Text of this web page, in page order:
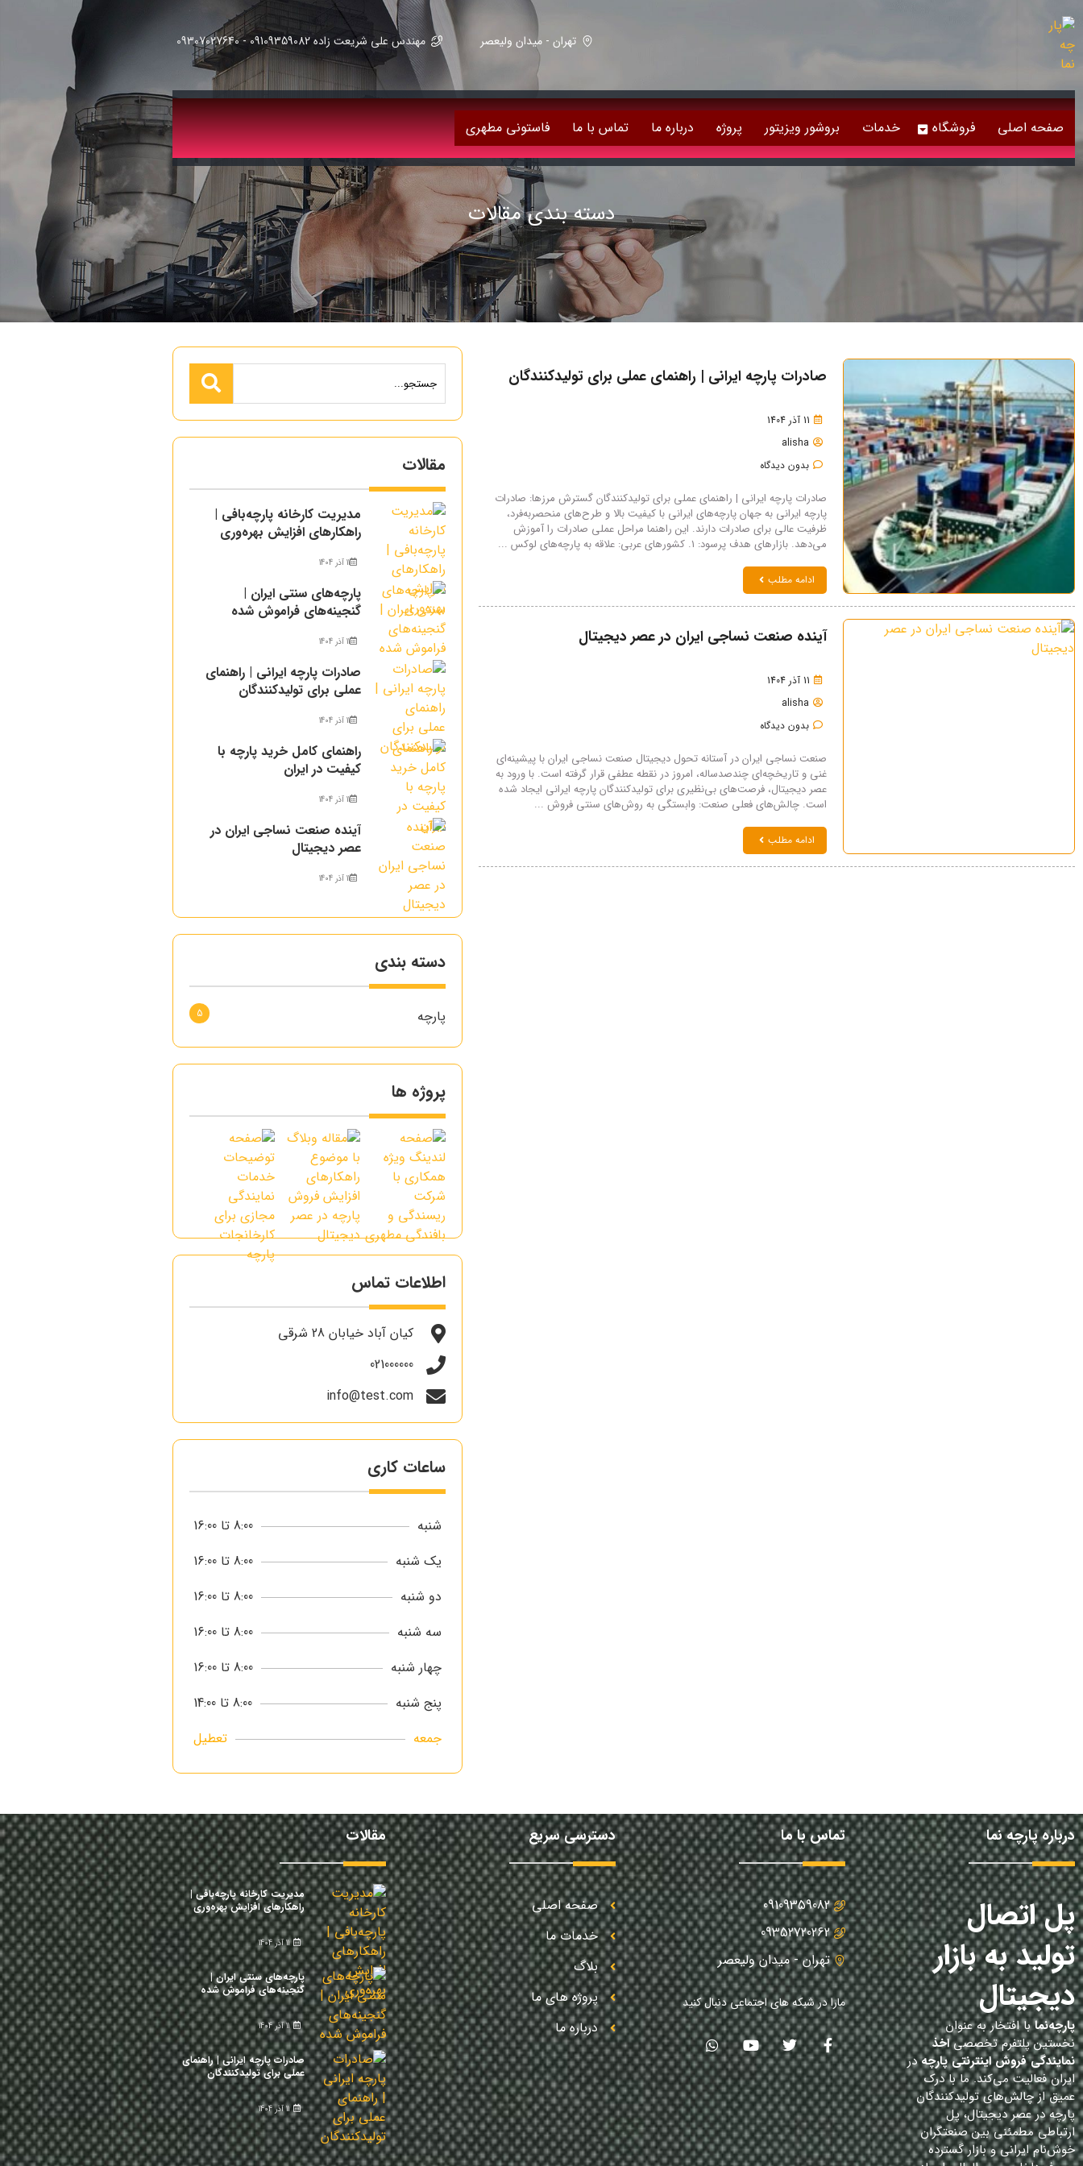
تهران - میدان ولیعصر مهندس علی شریعت زاده 09109359082 - 09307027640
صفحه اصلی فروشگاه خدمات بروشور ویزیتور پروژه درباره ما تماس با ما فاستونی مطهری
دسته بندی مقالات
صادرات پارچه ایرانی | راهنمای عملی برای تولیدکنندگان
11 آذر 1404
alisha
بدون دیدگاه
صادرات پارچه ایرانی | راهنمای عملی برای تولیدکنندگان گسترش مرزها: صادرات
پارچه ایرانی به جهان پارچه‌های ایرانی با کیفیت بالا و طرح‌های منحصربه‌فرد،
ظرفیت عالی برای صادرات دارند. این راهنما مراحل عملی صادرات را آموزش
می‌دهد. بازارهای هدف پرسود: ۱. کشورهای عربی: علاقه به پارچه‌های لوکس ...
ادامه مطلب
آینده صنعت نساجی ایران در عصر دیجیتال
11 آذر 1404
alisha
بدون دیدگاه
صنعت نساجی ایران در آستانه تحول دیجیتال صنعت نساجی ایران با پیشینه‌ای
غنی و تاریخچه‌ای چندصدساله، امروز در نقطه عطفی قرار گرفته است. با ورود به
عصر دیجیتال، فرصت‌های بی‌نظیری برای تولیدکنندگان پارچه ایرانی ایجاد شده
است. چالش‌های فعلی صنعت: وابستگی به روش‌های سنتی فروش ...
ادامه مطلب
مقالات
مدیریت کارخانه پارچه‌بافی |
راهکارهای افزایش بهره‌وری
11 آذر 1404
پارچه‌های سنتی ایران |
گنجینه‌های فراموش شده
11 آذر 1404
صادرات پارچه ایرانی | راهنمای
عملی برای تولیدکنندگان
11 آذر 1404
راهنمای کامل خرید پارچه با
کیفیت در ایران
11 آذر 1404
آینده صنعت نساجی ایران در
عصر دیجیتال
11 آذر 1404
دسته بندی
پارچه 5
پروژه ها
اطلاعات تماس
کیان آباد خیابان 28 شرقی
021000000
info@test.com
ساعات کاری
شنبه
8:00 تا 16:00
یک شنبه
8:00 تا 16:00
دو شنبه
8:00 تا 16:00
سه شنبه
8:00 تا 16:00
چهار شنبه
8:00 تا 16:00
پنج شنبه
8:00 تا 14:00
جمعه
تعطیل
درباره پارچه نما
پل اتصال
تولید به بازار
دیجیتال
پارچه‌نمابا افتخار به عنوان
نخستین پلتفرم تخصصیاخذ
نمایندگی فروش اینترنتی پارچهدر
ایران فعالیت می‌کند. ما با درک
عمیق از چالش‌های تولیدکنندگان
پارچه در عصر دیجیتال، پل
ارتباطی مطمئنی بین صنعتگران
خوش‌نام ایرانی و بازار گسترده
تماس با ما
09109359082
09352720262
تهران - میدان ولیعصر
مارا در شبکه های اجتماعی دنبال کنید
دسترسی سریع
صفحه اصلی
خدمات ما
بلاگ
پروژه های ما
درباره ما
مقالات
مدیریت کارخانه پارچه‌بافی |
راهکارهای افزایش بهره‌وری
11 آذر 1404
پارچه‌های سنتی ایران |
گنجینه‌های فراموش شده
11 آذر 1404
صادرات پارچه ایرانی | راهنمای
عملی برای تولیدکنندگان
11 آذر 1404